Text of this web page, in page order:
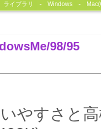
ライブラリ Windows
98/95
やすさと高